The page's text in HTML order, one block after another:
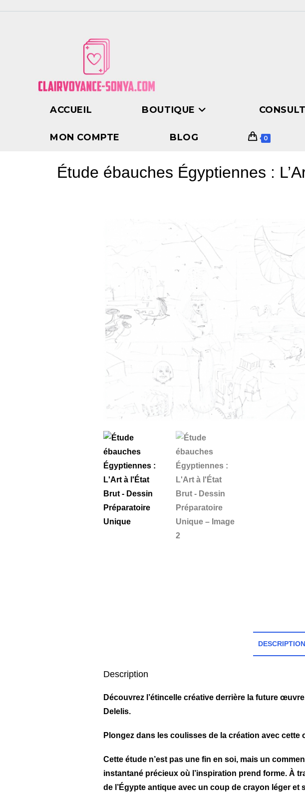
ACCUEIL BOUTIQUE
MON COMPTE BLOG 0
Étude ébauches Égyptiennes :
DESCRIPTION
Description
Découvrez l’étincelle créative derrière la future
Delelis.
Plongez dans les coulisses de la création avec cette
Cette étude n’est pas une fin en soi, mais un
instantané précieux où l’inspiration prend forme. À
de l’Égypte antique avec un coup de crayon léger